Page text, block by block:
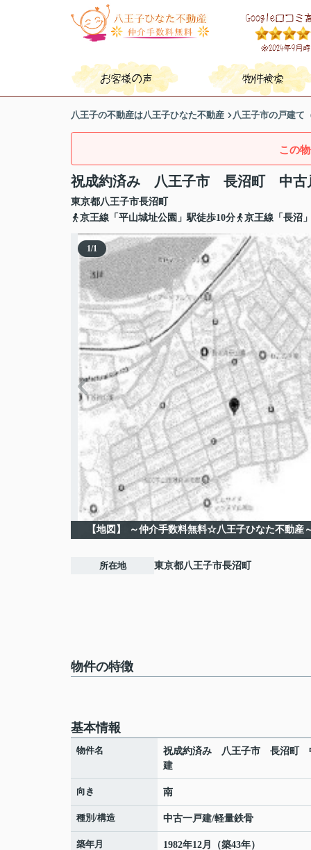
八王子の不動産は八王子ひなた不動産 八王子市の戸建て
この
祝成約済み 八王子市 長沼町 中古
東京都八王子市長沼町
京王線「平山城址公園」駅徒歩10分
京王線「長沼
1/1
【地図】 ～仲介手数料無料☆八王子ひなた不動
所在地 東京都八王子市長沼町
物件の特徴
基本情報
物件名
祝成約済み 八王子市 長沼町
建
向き 南
種別/構造 中古一戸建/軽量鉄骨
築年月 1982年12月（築43年）